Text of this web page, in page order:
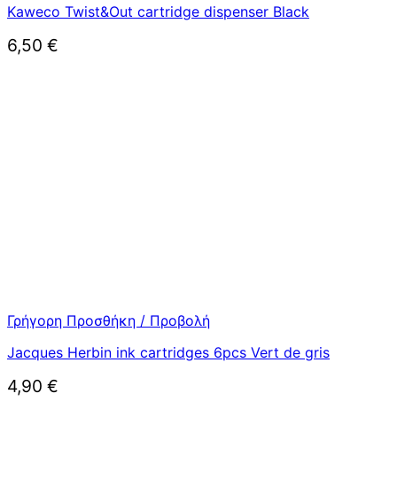
Kaweco Twist&Out cartridge dispenser Black
6,50 €
Γρήγορη Προσθήκη / Προβολή
Jacques Herbin ink cartridges 6pcs Vert de gris
4,90 €